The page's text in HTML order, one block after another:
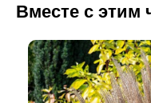
Вместе с этим